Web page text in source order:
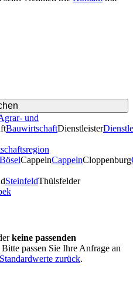
und
BauwirtschaftDienstleister
BöselCappelnCappelnCloppenburg
SteinfeldThülsfelder
keine passenden
passen Sie Ihre Anfrage an
zurück.